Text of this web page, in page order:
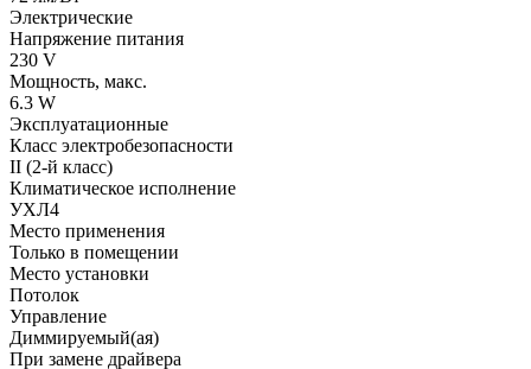
Электрические
Напряжение питания
230 V
Мощность, макс.
6.3 W
Эксплуатационные
Класс электробезопасности
II (2-й класс)
Климатическое исполнение
УХЛ4
Место применения
Только в помещении
Место установки
Потолок
Управление
Диммируемый(ая)
При замене драйвера